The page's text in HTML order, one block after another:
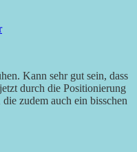
Kann sehr gut sein, dass
durch die Positionierung
zudem auch ein bisschen